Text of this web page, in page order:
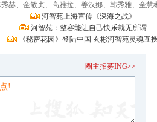
赫、金敏贞、高雅拉、姜汉娜、韩秀雅、全慧
河智苑上海宣传《深海之战》
河智苑：整容能让自己快乐就无所谓
《秘密花园》登陆中国 玄彬河智苑灵魂互换
圈主招募ING>>